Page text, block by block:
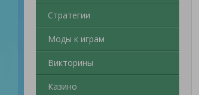
Стратегии
Моды к играм
Викторины
Казино